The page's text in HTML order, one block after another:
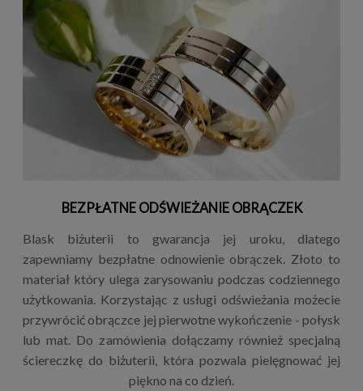
BEZPŁATNE ODŚWIEŻANIE OBRĄCZEK
Blask biżuterii to gwarancja jej uroku, dlatego
zapewniamy bezpłatne odnowienie obrączek. Złoto to
materiał który ulega zarysowaniu podczas codziennego
użytkowania. Korzystając z usługi odświeżania możecie
przywrócić obrączce jej pierwotne wykończenie - połysk
lub mat. Do zamówienia dołączamy również specjalną
ściereczkę do biżuterii, która pozwala pielęgnować jej
piękno na co dzień.